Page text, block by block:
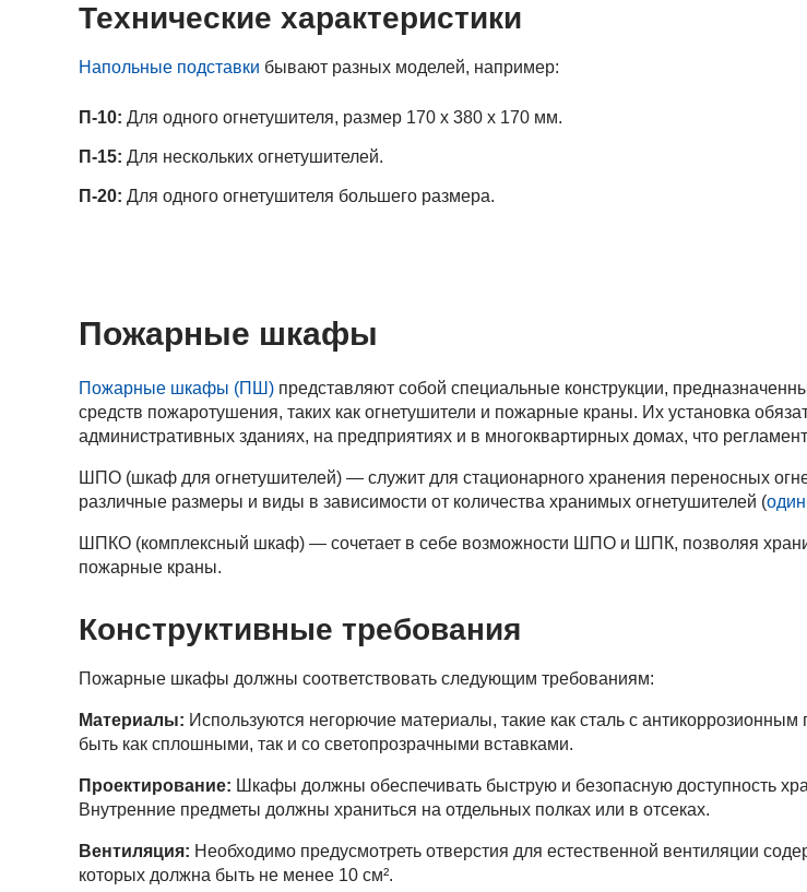
Технические характеристики
Напольные подставки бывают разных моделей, например:
П-10: Для одного огнетушителя, размер 170 x 380 x 170 мм.
П-15: Для нескольких огнетушителей.
П-20: Для одного огнетушителя большего размера.
Пожарные шкафы
Пожарные шкафы (ПШ) представляют собой специальные конструкции,
средств пожаротушения, таких как огнетушители и пожарные краны. Их установка
административных зданиях, на предприятиях и в многоквартирных домах, что
ШПО (шкаф для огнетушителей) — служит для стационарного хранения переносных
различные размеры и виды в зависимости от количества хранимых огнетушителей (один
ШПКО (комплексный шкаф) — сочетает в себе возможности ШПО и ШПК, позволяя
пожарные краны.
Конструктивные требования
Пожарные шкафы должны соответствовать следующим требованиям:
Материалы: Используются негорючие материалы, такие как сталь с
быть как сплошными, так и со светопрозрачными вставками.
Проектирование: Шкафы должны обеспечивать быструю и безопасную доступность
Внутренние предметы должны храниться на отдельных полках или в отсеках.
Вентиляция: Необходимо предусмотреть отверстия для естественной вентиляции
которых должна быть не менее 10 см².